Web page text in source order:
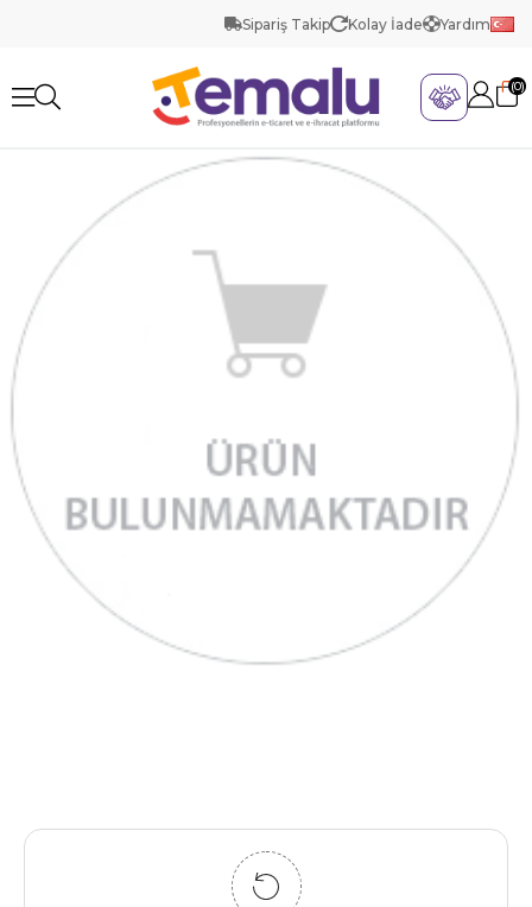
Sipariş Takip Kolay İade Yardım
0